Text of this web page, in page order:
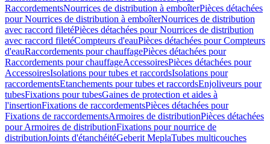
RaccordementsNourrices de distribution à emboîterPièces détachées
pour Nourrices de distribution à emboîterNourrices de distribution
avec raccord filetéPièces détachées pour Nourrices de distribution
avec raccord filetéCompteurs d'eauPièces détachées pour Compteurs
d'eauRaccordements pour chauffagePièces détachées pour
Raccordements pour chauffageAccessoiresPièces détachées pour
AccessoiresIsolations pour tubes et raccordsIsolations pour
raccordementsEtanchements pour tubes et raccordsEnjoliveurs pour
tubesFixations pour tubesGaines de protection et aides à
l'insertionFixations de raccordementsPièces détachées pour
Fixations de raccordementsArmoires de distributionPièces détachées
pour Armoires de distributionFixations pour nourrice de
distributionJoints d'étanchéitéGeberit MeplaTubes multicouches